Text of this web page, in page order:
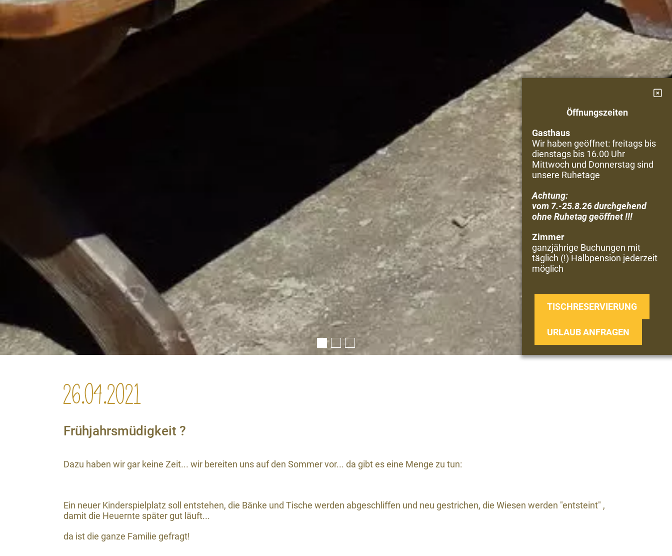
26.04.2021
Frühjahrsmüdigkeit ?
Dazu haben wir gar keine Zeit... wir bereiten uns auf den Sommer vor... da gibt es eine Menge zu tun:
Ein neuer Kinderspielplatz soll entstehen, die Bänke und Tische werden abgeschliffen und neu gestrichen, die Wiesen werden "entsteint" ,
damit die Heuernte später gut läuft...
da ist die ganze Familie gefragt!
Öffnungszeiten
Gasthaus
Wir haben geöffnet: freitags bis
dienstags bis 16.00 Uhr
Mittwoch und Donnerstag sind
unsere Ruhetage
Achtung:
vom 7.-25.8.26 durchgehend
ohne Ruhetag geöffnet !!!
Zimmer
ganzjährige Buchungen mit
täglich (!) Halbpension jederzeit
möglich
TISCHRESERVIERUNG
URLAUB ANFRAGEN